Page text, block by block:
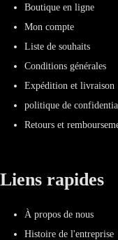
Boutique en ligne
Mon compte
Liste de souhaits
Conditions générales
Expédition et livraison
politique de
Retours et
Liens rapides
À propos de nous
Histoire de l'entreprise